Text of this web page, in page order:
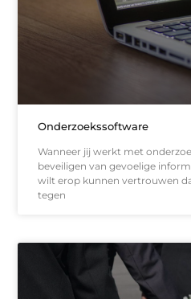
Onderzoekssoftware
Wanneer jij werkt met
beveiligen van gevoelige
wilt erop kunnen vertrouwen
tegen